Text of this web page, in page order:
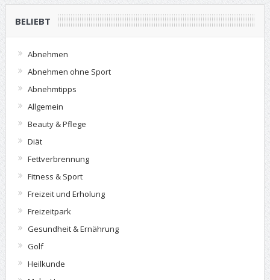
BELIEBT
Abnehmen
Abnehmen ohne Sport
Abnehmtipps
Allgemein
Beauty & Pflege
Diät
Fettverbrennung
Fitness & Sport
Freizeit und Erholung
Freizeitpark
Gesundheit & Ernährung
Golf
Heilkunde